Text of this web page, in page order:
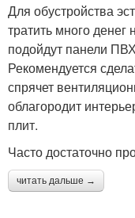
Для обустройства
тратить много
подойдут панели
Рекомендуется
спрячет
облагородит
плит.
Часто достаточно
читать дальше →